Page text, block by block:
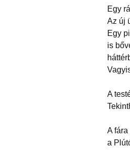
Egy
Az új
Egy
is
A
A
a